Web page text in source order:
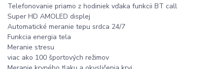
Telefonovanie priamo z hodiniek vďaka funkcii BT call
Super HD AMOLED displej
Automatické meranie tepu srdca 24/7
Funkcia energia tela
Meranie stresu
viac ako 100 športových režimov